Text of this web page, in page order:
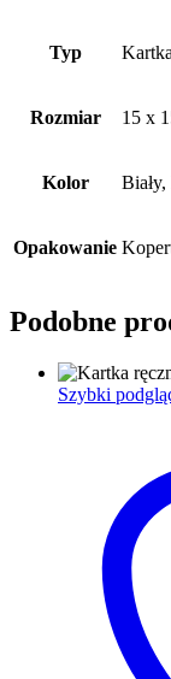
Typ Kartka
Rozmiar 15 x
Kolor
Opakowanie
Podobne
Szybki